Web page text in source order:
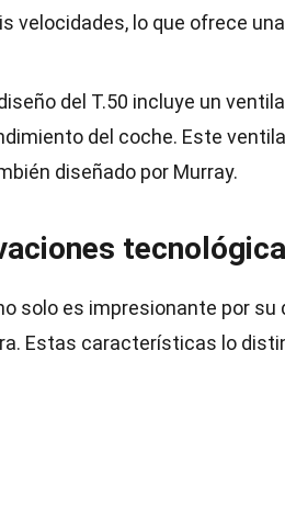
velocidades, lo que ofrece
del T.50 incluye un
del coche. Este
diseñado por Murray.
solo es impresionante por
Estas características lo